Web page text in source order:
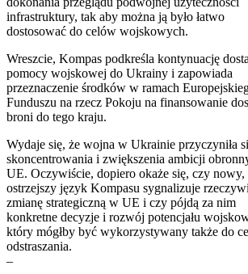
infrastruktury, tak aby można ją było łatwo
dostosować do celów wojskowych.
Wreszcie, Kompas podkreśla kontynuację
pomocy wojskowej do Ukrainy i zapowiada
przeznaczenie środków w ramach
Funduszu na rzecz Pokoju na finansowanie
broni do tego kraju.
Wydaje się, że wojna w Ukrainie przyczyniła
skoncentrowania i zwiększenia ambicji
UE. Oczywiście, dopiero okaże się, czy nowy,
ostrzejszy język Kompasu sygnalizuje
zmianę strategiczną w UE i czy pójdą za nim
konkretne decyzje i rozwój potencjału
który mógłby być wykorzystywany także do
odstraszania.
–